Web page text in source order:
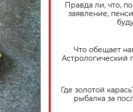
Правда ли, что,
заявление,
​Что обещает
Астрологический
Где золотой
рыбалка за